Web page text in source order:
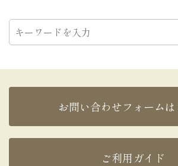
お問い合わせフォームは
ご利用ガイド